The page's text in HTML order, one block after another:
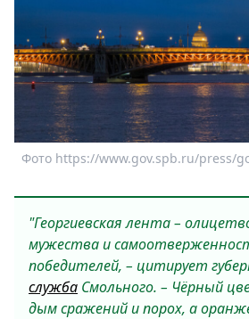
2026
Скачай
Metro
Фото https://www.gov.spb.ru/press/
"Георгиевская лента –
мужества и
победителей, – цитирует
служба Смольного. – Чёрный
дым сражений и порох, а